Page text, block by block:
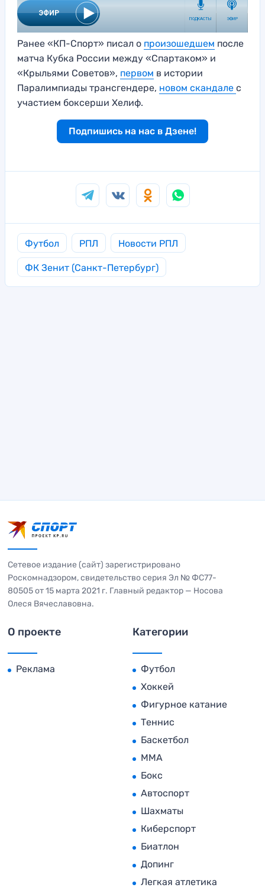
Ранее «КП-Спорт» писал о произошедшем после
матча Кубка России между «Спартаком» и
«Крыльями Советов», первом в истории
Паралимпиады трансгендере, новом скандале с
участием боксерши Хелиф.
Подпишись на нас в Дзене!
Футбол РПЛ Новости РПЛ
ФК Зенит (Санкт-Петербург)
Сетевое издание (сайт) зарегистрировано
Роскомнадзором, свидетельство серия Эл № ФС77-
80505 от 15 марта 2021 г. Главный редактор — Носова
Олеся Вячеславовна.
О проекте
Реклама
Категории
Футбол
Хоккей
Фигурное катание
Теннис
Баскетбол
MMA
Бокс
Автоспорт
Шахматы
Киберспорт
Биатлон
Допинг
Легкая атлетика